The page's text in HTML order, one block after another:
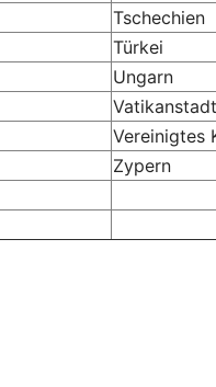
Tschechien
Türkei
Ungarn
Vatikanstadt
Vereinigtes
Zypern